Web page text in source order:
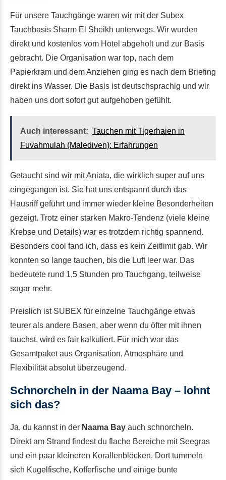
Für unsere Tauchgänge waren wir mit der Subex
Tauchbasis Sharm El Sheikh unterwegs. Wir wurden
direkt und kostenlos vom Hotel abgeholt und zur Basis
gebracht. Die Organisation war top, nach dem
Papierkram und dem Anziehen ging es nach dem Briefing
direkt ins Wasser. Die Basis ist deutschsprachig und wir
haben uns dort sofort gut aufgehoben gefühlt.
Auch interessant: Tauchen mit Tigerhaien in
Fuvahmulah (Malediven): Erfahrungen
Getaucht sind wir mit Aniata, die wirklich super auf uns
eingegangen ist. Sie hat uns entspannt durch das
Hausriff geführt und immer wieder kleine Besonderheiten
gezeigt. Trotz einer starken Makro-Tendenz (viele kleine
Krebse und Details) war es trotzdem richtig spannend.
Besonders cool fand ich, dass es kein Zeitlimit gab. Wir
konnten so lange tauchen, bis die Luft leer war. Das
bedeutete rund 1,5 Stunden pro Tauchgang, teilweise
sogar mehr.
Preislich ist SUBEX für einzelne Tauchgänge etwas
teurer als andere Basen, aber wenn du öfter mit ihnen
tauchst, wird es fair kalkuliert. Für mich war das
Gesamtpaket aus Organisation, Atmosphäre und
Flexibilität absolut überzeugend.
Schnorcheln in der Naama Bay – lohnt
sich das?
Ja, du kannst in der Naama Bay auch schnorcheln.
Direkt am Strand findest du flache Bereiche mit Seegras
und ein paar kleineren Korallenblöcken. Dort tummeln
sich Kugelfische, Kofferfische und einige bunte